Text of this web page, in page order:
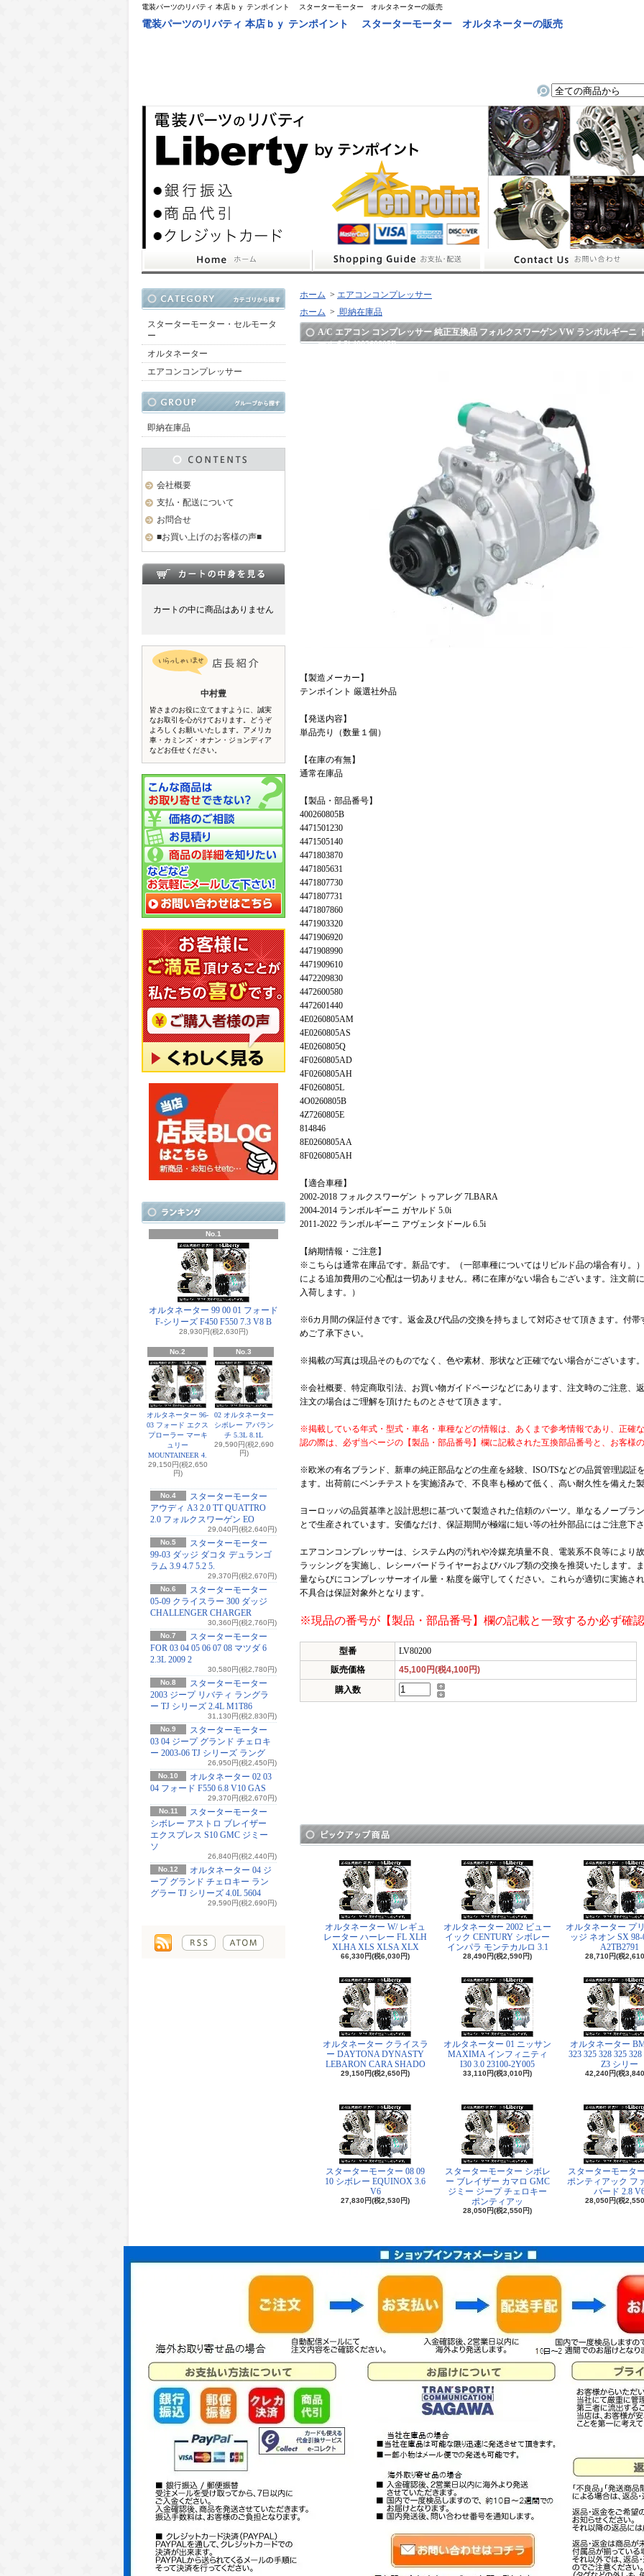
電装パーツのリバティ 本店ｂｙ テンポイント スターターモーター オルタネーターの販売
電装パーツのリバティ 本店ｂｙ テンポイント スターターモーター オルタネーターの販売
スターターモーター・セルモータ
ー
オルタネーター
エアコンコンプレッサー
即納在庫品
会社概要
支払・配送について
お問合せ
■お買い上げのお客様の声■
カートの中に商品はありません
中村豊
皆さまのお役に立てますように、誠実
なお取引を心がけております。どうぞ
よろしくお願いいたします。アメリカ
車・カミンズ・オナン・ジョンディア
などお任せください。
No.1
オルタネーター 99 00 01 フォード
F-シリーズ F450 F550 7.3 V8 B
28,930円(税2,630円)
No.2
オルタネーター 96-
03 フォード エクス
プローラー マーキ
ュリー
MOUNTAINEER 4.
29,150円(税2,650
円)
No.3
02 オルタネーター
シボレー アバラン
チ 5.3L 8.1L
29,590円(税2,690
円)
No.4
スターターモーター
アウディ A3 2.0 TT QUATTRO
2.0 フォルクスワーゲン EO
29,040円(税2,640円)
No.5
スターターモーター
99-03 ダッジ ダコタ デュランゴ
ラム 3.9 4.7 5.2 5.
29,370円(税2,670円)
No.6
スターターモーター
05-09 クライスラー 300 ダッジ
CHALLENGER CHARGER
30,360円(税2,760円)
No.7
スターターモーター
FOR 03 04 05 06 07 08 マツダ 6
2.3L 2009 2
30,580円(税2,780円)
No.8
スターターモーター
2003 ジープ リバティ ラングラ
ー TJ シリーズ 2.4L M1T86
31,130円(税2,830円)
No.9
スターターモーター
03 04 ジープ グランド チェロキ
ー 2003-06 TJ シリーズ ラング
26,950円(税2,450円)
No.10
オルタネーター 02 03
04 フォード F550 6.8 V10 GAS
29,370円(税2,670円)
No.11
スターターモーター
シボレー アストロ ブレイザー
エクスプレス S10 GMC ジミー
ソ
26,840円(税2,440円)
No.12
オルタネーター 04 ジ
ープ グランド チェロキー ラン
グラー TJ シリーズ 4.0L 5604
29,590円(税2,690円)
ホーム > エアコンコンプレッサー
ホーム > 即納在庫品
A/C エアコン コンプレッサー 純正互換品 フォルクスワーゲン VW ランボルギーニ
ール 6.5i 400260805B
【製造メーカー】
テンポイント 厳選社外品
【発送内容】
単品売り（数量１個）
【在庫の有無】
通常在庫品
【製品・部品番号】
400260805B
4471501230
4471505140
4471803870
4471805631
4471807730
4471807731
4471807860
4471903320
4471906920
4471908990
4471909610
4472209830
4472600580
4472601440
4E0260805AM
4E0260805AS
4E0260805Q
4F0260805AD
4F0260805AH
4F0260805L
4O0260805B
4Z7260805E
814846
8E0260805AA
8F0260805AH
【適合車種】
2002-2018 フォルクスワーゲン トゥアレグ 7LBARA
2004-2014 ランボルギーニ ガヤルド 5.0i
2011-2022 ランボルギーニ アヴェンタドール 6.5i
【納期情報・ご注意】
※こちらは通常在庫品です。新品です。（一部車種についてはリビルド品の場合有り。
による追加費用のご心配は一切ありません。稀に在庫がない場合もございます。注文前
入荷します。）
※6カ月間の保証付きです。返金及び代品の交換を持ちまして対応させて頂きます。付
めご了承下さい。
※掲載の写真は現品そのものでなく、色や素材、形状など正確でない場合がございます。
※会社概要、特定商取引法、お買い物ガイドページなどにあります、注文時のご注意、
注文の場合はご理解を頂けたものとさせて頂きます。
※掲載している年式・型式・車名・車種などの情報は、あくまで参考情報であり、正確
認の際は、必ず当ページの【製品・部品番号】欄に記載された互換部品番号と、お客様
※欧米の有名ブランド、新車の純正部品などの生産を経験、ISO/TSなどの品質管理認証
ます。出荷前にベンチテストを実施済みで、不良率も極めて低く、高い耐久性を備えた
ヨーロッパの品質基準と設計思想に基づいて製造された信頼のパーツ。単なるノーブラ
とで生産されています。安価なだけ、保証期間が極端に短い等の社外部品にはご注意下
エアコンコンプレッサーは、システム内の汚れや冷媒充填量不良、電装系不良等により
ラッシングを実施し、レシーバードライヤーおよびバルブ類の交換を推奨いたします。
量ならびにコンプレッサーオイル量・粘度を厳守してください。これらが適切に実施さ
不具合は保証対象外となります。
※現品の番号が【製品・部品番号】欄の記載と一致するか必ず確
型番
LV80200
販売価格
45,100円(税4,100円)
購入数
オルタネーター W/ レギュ
レーター ハーレー FL XLH
XLHA XLS XLSA XLX
66,330円(税6,030円)
オルタネーター 2002 ビュー
イック CENTURY シボレー
インパラ モンテカルロ 3.1
28,490円(税2,590円)
オルタネーター プ
ッジ ネオン SX 98-
A2TB2791
28,710円(税
オルタネーター クライスラ
ー DAYTONA DYNASTY
LEBARON CARA SHADO
29,150円(税2,650円)
オルタネーター 01 ニッサン
MAXIMA インフィニティ
I30 3.0 23100-2Y005
33,110円(税3,010円)
オルタネーター
323 325 328 325
Z3 シリー
42,240円(税
スターターモーター 08 09
10 シボレー EQUINOX 3.6
V6
27,830円(税2,530円)
スターターモーター シボレ
ー ブレイザー カマロ GMC
ジミー ジープ チェロキー
ポンティアッ
28,050円(税2,550円)
スターターモータ
ポンティアック フ
バード 2.8
28,050円(税